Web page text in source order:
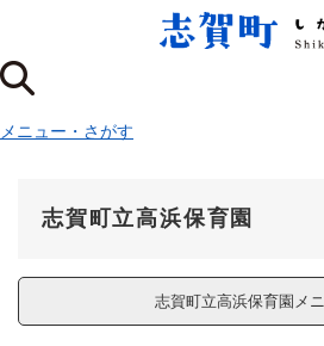
ジ
の
頭
メニューを飛ばして
メニュー ・ さがす
志賀町立高浜保育園
志賀町立高浜保育園メ